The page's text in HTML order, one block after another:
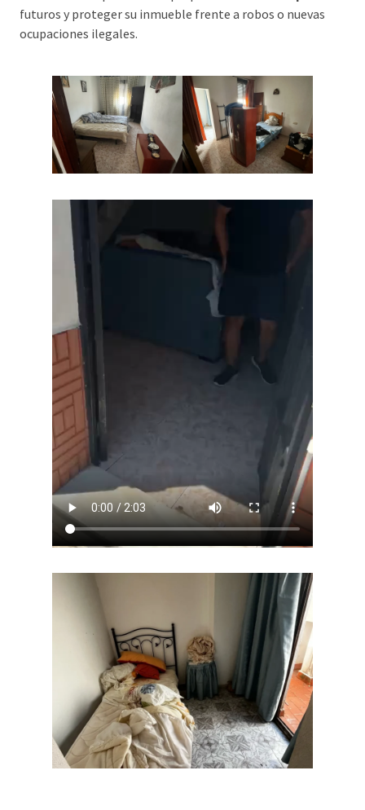
futuros y proteger su inmueble frente a robos o nuevas
ocupaciones ilegales.